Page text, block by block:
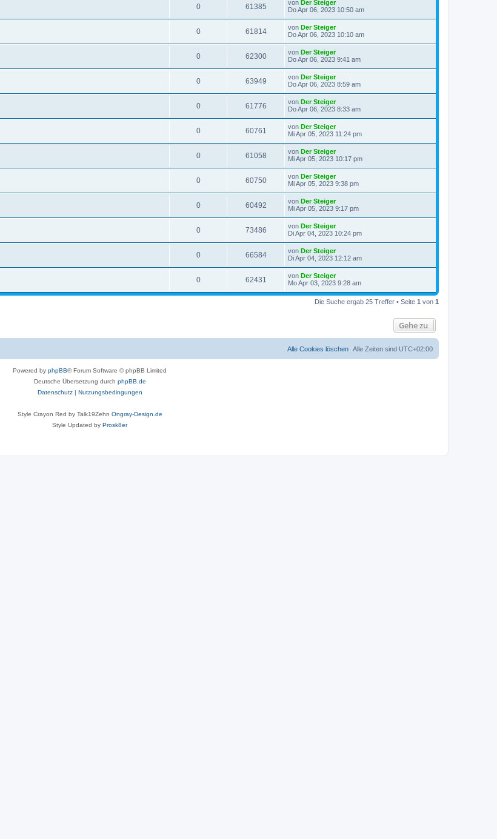
0 61385 von Der Steiger
Do Apr 06, 2023 10:50 am
0 61814 von Der Steiger
Do Apr 06, 2023 10:10 am
0 62300 von Der Steiger
Do Apr 06, 2023 9:41 am
0 63949 von Der Steiger
Do Apr 06, 2023 8:59 am
0 61776 von Der Steiger
Do Apr 06, 2023 8:33 am
0 60761 von Der Steiger
Mi Apr 05, 2023 11:24 pm
0 61058 von Der Steiger
Mi Apr 05, 2023 10:17 pm
0 60750 von Der Steiger
Mi Apr 05, 2023 9:38 pm
0 60492 von Der Steiger
Mi Apr 05, 2023 9:17 pm
0 73486 von Der Steiger
Di Apr 04, 2023 10:24 pm
0 66584 von Der Steiger
Di Apr 04, 2023 12:12 am
0 62431 von Der Steiger
Mo Apr 03, 2023 9:28 am
Die Suche ergab 25 Treffer • Seite 1 von 1
Gehe zu
Alle Zeiten sind UTC+02:00
Alle Cookies löschen
Powered by phpBB® Forum Software © phpBB Limited
Deutsche Übersetzung durch phpBB.de
Datenschutz| Nutzungsbedingungen
Style Crayon Red by Talk19Zehn Ongray-Design.de
Style Updated by Prosk8er